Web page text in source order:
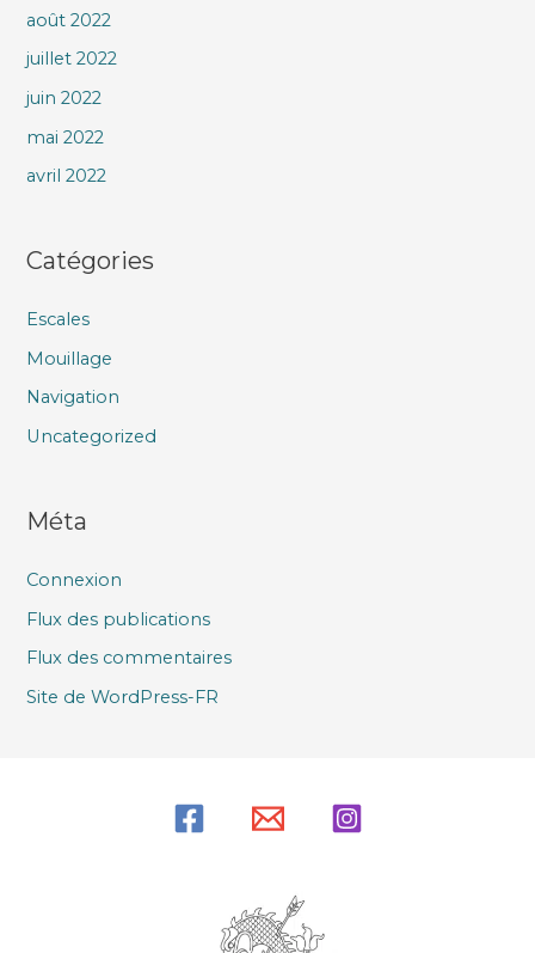
août 2022
juillet 2022
juin 2022
mai 2022
avril 2022
Catégories
Escales
Mouillage
Navigation
Uncategorized
Méta
Connexion
Flux des publications
Flux des commentaires
Site de WordPress-FR